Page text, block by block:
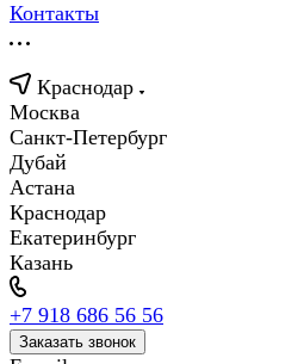
Контакты
Краснодар
Москва
Санкт-Петербург
Дубай
Астана
Краснодар
Екатеринбург
Казань
+7 918 686 56 56
Заказать звонок